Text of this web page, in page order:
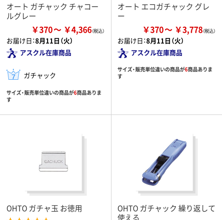
オート ガチャック チャコー
ルグレー
￥370 ￥4,366
お届け日：8月11日（火）
アスクル在庫商品
ガチャック
サイズ・販売単位違いの商品が6商品ありま
す
オート エコガチャック グレ
ー
￥370 ￥3,778
お届け日：8月11日（火）
アスクル在庫商品
サイズ・販売単位違いの商品が6商品ありま
す
OHTO ガチャ玉 お徳用
OHTO ガチャック 繰り返して
使える